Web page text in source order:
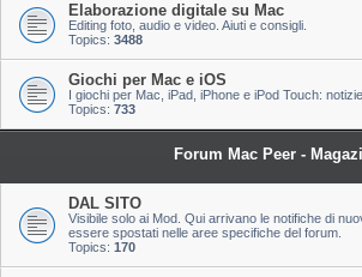
Elaborazione digitale su Mac
Editing foto, audio e video. Aiuti e consigli.
Topics: 3488
Giochi per Mac e iOS
I giochi per Mac, iPad, iPhone e iPod Touch:
Topics: 733
Forum Mac Peer -
DAL SITO
Visibile solo ai Mod. Qui arrivano le notifiche di
essere spostati nelle aree specifiche del forum.
Topics: 170